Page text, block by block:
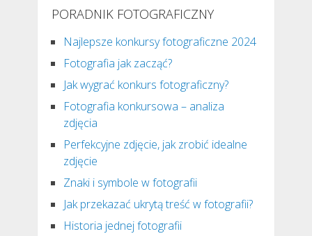
PORADNIK FOTOGRAFICZNY
Najlepsze konkursy fotograficzne 2024
Fotografia jak zacząć?
Jak wygrać konkurs fotograficzny?
Fotografia konkursowa – analiza
zdjęcia
Perfekcyjne zdjęcie, jak zrobić idealne
zdjęcie
Znaki i symbole w fotografii
Jak przekazać ukrytą treść w fotografii?
Historia jednej fotografii